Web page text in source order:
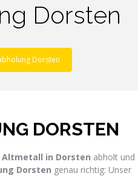
Dorsten
Dorsten
DORSTEN
Altmetall in Dorsten abholt und
Dorsten genau richtig: Unser